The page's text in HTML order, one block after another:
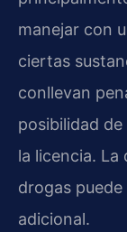
manejar con
ciertas
conllevan
posibilidad
la licencia.
drogas
adicional.